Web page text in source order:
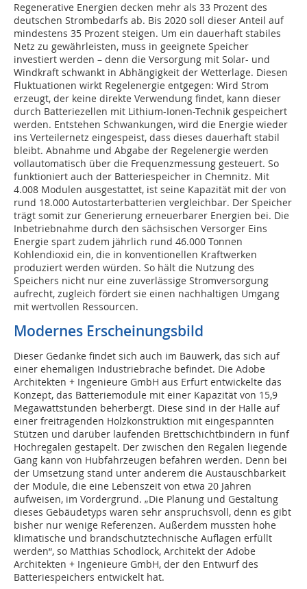
Regenerative Energien decken mehr als 33 Prozent des
deutschen Strombedarfs ab. Bis 2020 soll dieser Anteil auf
mindestens 35 Prozent steigen. Um ein dauerhaft stabiles
Netz zu gewährleisten, muss in geeignete Speicher
investiert werden – denn die Versorgung mit Solar- und
Windkraft schwankt in Abhängigkeit der Wetterlage. Diesen
Fluktuationen wirkt Regelenergie entgegen: Wird Strom
erzeugt, der keine direkte Verwendung findet, kann dieser
durch Batteriezellen mit Lithium-Ionen-Technik gespeichert
werden. Entstehen Schwankungen, wird die Energie wieder
ins Verteilernetz eingespeist, dass dieses dauerhaft stabil
bleibt. Abnahme und Abgabe der Regelenergie werden
vollautomatisch über die Frequenzmessung gesteuert. So
funktioniert auch der Batteriespeicher in Chemnitz. Mit
4.008 Modulen ausgestattet, ist seine Kapazität mit der von
rund 18.000 Autostarterbatterien vergleichbar. Der Speicher
trägt somit zur Generierung erneuerbarer Energien bei. Die
Inbetriebnahme durch den sächsischen Versorger Eins
Energie spart zudem jährlich rund 46.000 Tonnen
Kohlendioxid ein, die in konventionellen Kraftwerken
produziert werden würden. So hält die Nutzung des
Speichers nicht nur eine zuverlässige Stromversorgung
aufrecht, zugleich fördert sie einen nachhaltigen Umgang
mit wertvollen Ressourcen.
Modernes Erscheinungsbild
Dieser Gedanke findet sich auch im Bauwerk, das sich auf
einer ehemaligen Industriebrache befindet. Die Adobe
Architekten + Ingenieure GmbH aus Erfurt entwickelte das
Konzept, das Batteriemodule mit einer Kapazität von 15,9
Megawattstunden beherbergt. Diese sind in der Halle auf
einer freitragenden Holzkonstruktion mit eingespannten
Stützen und darüber laufenden Brettschichtbindern in fünf
Hochregalen gestapelt. Der zwischen den Regalen liegende
Gang kann von Hubfahrzeugen befahren werden. Denn bei
der Umsetzung stand unter anderem die Austauschbarkeit
der Module, die eine Lebenszeit von etwa 20 Jahren
aufweisen, im Vordergrund. „Die Planung und Gestaltung
dieses Gebäudetyps waren sehr anspruchsvoll, denn es gibt
bisher nur wenige Referenzen. Außerdem mussten hohe
klimatische und brandschutztechnische Auflagen erfüllt
werden“, so Matthias Schodlock, Architekt der Adobe
Architekten + Ingenieure GmbH, der den Entwurf des
Batteriespeichers entwickelt hat.